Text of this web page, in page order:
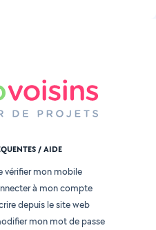
/ AIDE
vérifier mon mobile
à mon compte
depuis le site web
mon mot de passe